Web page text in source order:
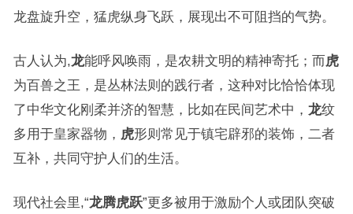
龙盘旋升空，猛虎纵身飞跃，展现出不可阻挡的气势。
古人认为,龙能呼风唤雨，是农耕文明的精神寄托；而虎
为百兽之王，是丛林法则的践行者，这种对比恰恰体现
了中华文化刚柔并济的智慧，比如在民间艺术中， 龙纹
多用于皇家器物， 虎形则常见于镇宅辟邪的装饰，二者
互补，共同守护人们的生活。
现代社会里,“龙腾虎跃”更多被用于激励个人或团队突破